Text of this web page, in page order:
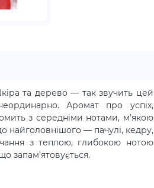
та дерево — так звучить цей
Аромат про успіх,
з середніми нотами, м’якою
найголовнішого — пачулі, кедру,
з теплою, глибокою нотою
запам’ятовується.